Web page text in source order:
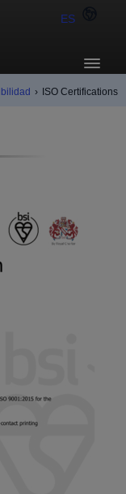
ES
› ISO Certifications